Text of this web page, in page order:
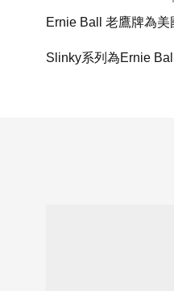
Ernie Ball 老鷹牌為
Slinky系列為Ernie